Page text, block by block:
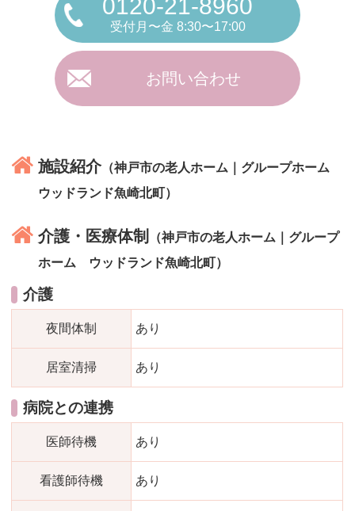
0120-21-8960
受付月〜金 8:30〜17:00
お問い合わせ
施設紹介（神戸市の老人ホーム｜グループホーム
ウッドランド魚崎北町）
介護・医療体制
（神戸市の老人ホーム｜グループ
ホーム ウッドランド魚崎北町）
介護
夜間体制 あり
居室清掃 あり
病院との連携
医師待機 あり
看護師待機 あり